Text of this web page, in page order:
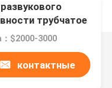
трубчатое
$2000-3000
контактные